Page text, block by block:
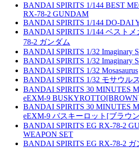
BANDAI SPIRITS 1/144 BEST
RX-78-2 GUNDAM
BANDAI SPIRITS 1/144 DO-DAI
BANDAI SPIRITS 1/144 ベスト
78-2 ガンダム
BANDAI SPIRITS 1/32 Imaginary
BANDAI SPIRITS 1/32 Imaginary
BANDAI SPIRITS 1/32 Mosasaurus
BANDAI SPIRITS 1/32 モサウルス
BANDAI SPIRITS 30 MINUTES
eEXM-9
BANDAI SPIRITS 30 MINUTES
eEXM-9 バスキーロット[ブラウ
BANDAI SPIRITS EG RX-78-2
WEAPON SET
BANDAI SPIRITS EG RX-78-2 ガ